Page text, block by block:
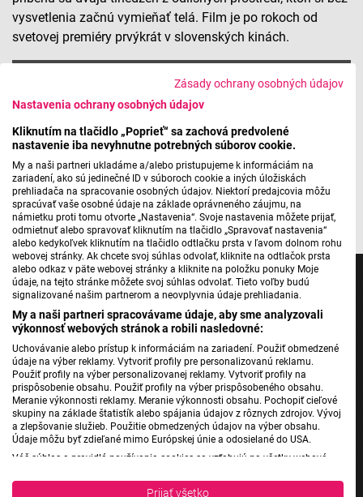
Zásady ochrany osobných údajov
Nastavenia ochrany osobných údajov
Kliknutím na tlačidlo „Poprieť“ sa zachová predvolené
nastavenie iba nevyhnutne potrebných súborov cookie.
My a naši partneri ukladáme a/alebo pristupujeme k informáciám na
zariadení, ako sú jedinečné ID v súboroch cookie a iných úložiskách
prehliadača na spracovanie osobných údajov. Niektorí predajcovia môžu
spracúvať vaše osobné údaje na základe oprávneného záujmu, na
námietku proti tomu otvorte „Nastavenia“. Svoje nastavenia môžete prijať,
odmietnuť alebo spravovať kliknutím na tlačidlo „Spravovať nastavenia“
alebo kedykoľvek kliknutím na tlačidlo odtlačku prsta v ľavom dolnom rohu
webovej stránky. Ak chcete svoj súhlas odvolať, kliknite na odtlačok prsta
alebo odkaz v päte webovej stránky a kliknite na položku ponuky Moje
údaje, na tejto stránke môžete svoj súhlas odvolať. Tieto voľby budú
signalizované našim partnerom a neovplyvnia údaje prehliadania.
My a naši partneri spracovávame údaje, aby sme analyzovali
výkonnosť webových stránok a robili nasledovné:
Uchovávanie alebo prístup k informáciám na zariadení. Použiť obmedzené
údaje na výber reklamy. Vytvoriť profily pre personalizovanú reklamu.
Použiť profily na výber personalizovanej reklamy. Vytvoriť profily na
prispôsobenie obsahu. Použiť profily na výber prispôsobeného obsahu.
Meranie výkonnosti reklamy. Meranie výkonnosti obsahu. Pochopiť cieľové
skupiny na základe štatistík alebo spájania údajov z rôznych zdrojov. Vývoj
a zlepšovanie služieb. Použitie obmedzených údajov na výber obsahu.
Údaje môžu byť zdieľané mimo Európskej únie a odosielané do USA.
Váš súhlas a pravidlá používania cookies sa vzťahujú na všetky webové
Stred, Rádio Regina Západ, Rádio Patria, Rádio Devín, RTVS, Hudobné
Prijať všetko
vysvetlenia začnú vymieňať telá. Film je po rokoch od
svetovej premiéry prvýkrát v slovenských kinách.
Máte problém s prehrávaním?Nahláste nám chybuv prehrávači.
Barbara Vojtašáková
Jednotka
Dvojka
24
Šport
Správy STVR
Podcasty